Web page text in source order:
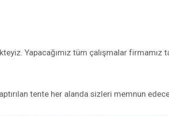
Yapacağımız tüm çalışmalar firmamız
tente her alanda sizleri memnun